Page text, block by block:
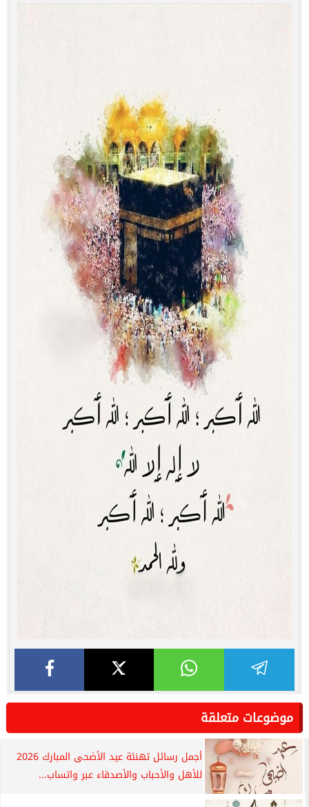
موضوعات متعلقة
أجمل رسائل تهنئة عيد الأضحى المبارك 2026
للأهل والأحباب والأصدقاء عبر واتساب...